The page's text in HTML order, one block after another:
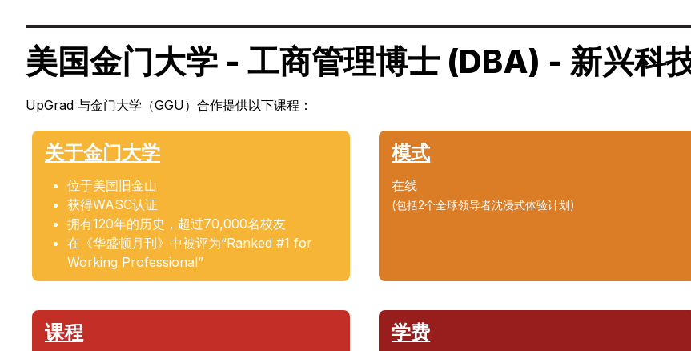
美国金门大学 - 工商管理博士 (DBA) - 新兴科
UpGrad 与金门大学（GGU）合作提供以下课程：
关于金门大学
位于美国旧金山
获得WASC认证
拥有120年的历史，超过70,000名校友
在《华盛顿月刊》中被评为“Ranked #1 for
Working Professional”
模式
在线
(包括2个全球领导者沈浸式体验计划)
课程 学费